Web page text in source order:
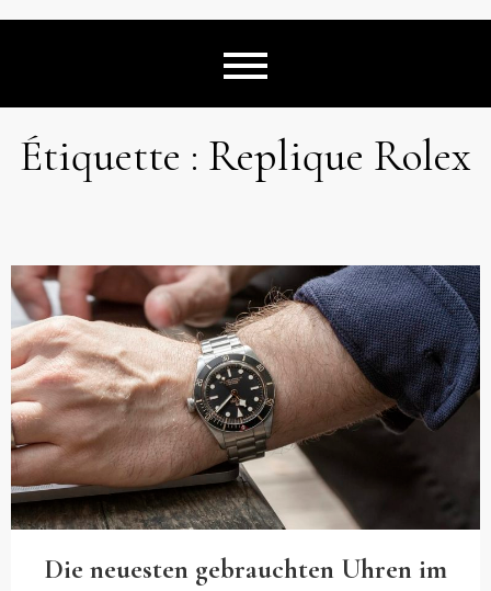
Étiquette : Replique Rolex
Die neuesten gebrauchten Uhren im